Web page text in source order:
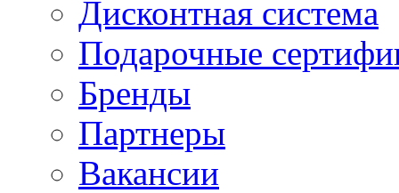
Дисконтная система
Подарочные
Бренды
Партнеры
Вакансии